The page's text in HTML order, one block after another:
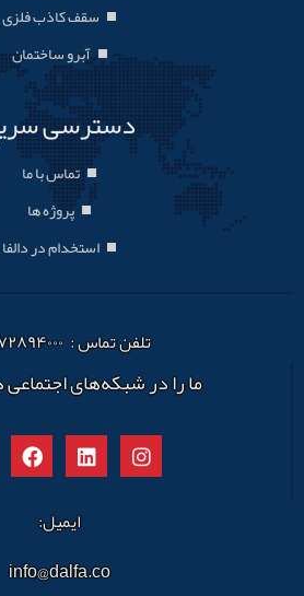
سقف کاذب فلزی
آبرو ساختمان
دسترسی
تماس با ما
پروژه ها
استخدام در دالفا
تلفن تماس : ۷۲۸۹۴۰۰۰-۰۲۱
ما را در شبکه‌های
ایمیل:
info@dalfa.co